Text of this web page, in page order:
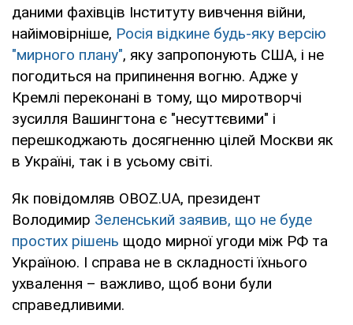
даними фахівців Інституту вивчення війни,
найімовірніше, Росія відкине будь-яку версію
"мирного плану", яку запропонують США, і не
погодиться на припинення вогню. Адже у
Кремлі переконані в тому, що миротворчі
зусилля Вашингтона є "несуттєвими" і
перешкоджають досягненню цілей Москви як
в Україні, так і в усьому світі.
Як повідомляв OBOZ.UA, президент
Володимир Зеленський заявив, що не буде
простих рішень щодо мирної угоди між РФ та
Україною. І справа не в складності їхнього
ухвалення – важливо, щоб вони були
справедливими.